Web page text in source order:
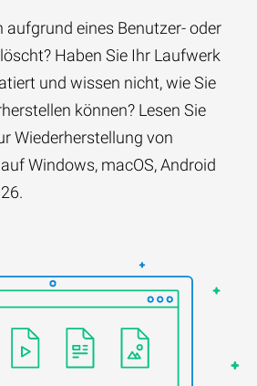
aufgrund eines Benutzer- oder
Haben Sie Ihr Laufwerk
und wissen nicht, wie Sie
können? Lesen Sie
Wiederherstellung von
Windows, macOS, Android